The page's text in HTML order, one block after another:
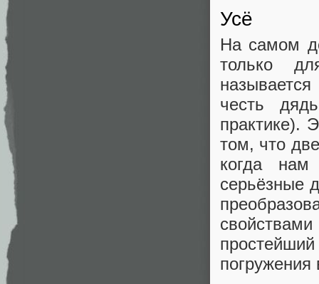
Усё
На самом
только
честь
практике).
том, что
когда
серьёзные
погружения